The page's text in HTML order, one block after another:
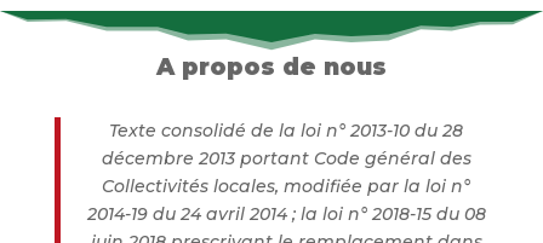
A propos de nous
Texte consolidé de la loi n° 2013-10 du 28
décembre 2013 portant Code général des
Collectivités locales, modifiée par la loi n°
2014-19 du 24 avril 2014 ; la loi n° 2018-15 du 08